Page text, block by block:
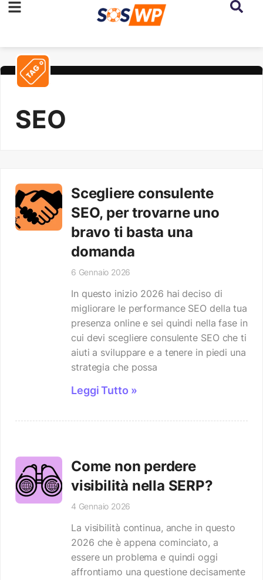
SEO
Scegliere consulente
SEO, per trovarne uno
bravo ti basta una
domanda
6 Gennaio 2026
In questo inizio 2026 hai deciso di
migliorare le performance SEO della tua
presenza online e sei quindi nella fase in
cui devi scegliere consulente SEO che ti
aiuti a sviluppare e a tenere in piedi una
strategia che possa
Leggi Tutto »
Come non perdere
visibilità nella SERP?
4 Gennaio 2026
La visibilità continua, anche in questo
2026 che è appena cominciato, a
essere un problema e quindi oggi
affrontiamo una questione decisamente